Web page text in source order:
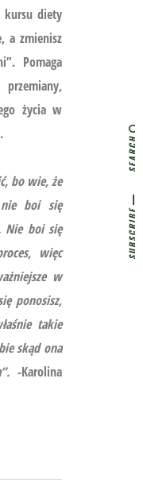
kursu diety
a zmienisz
Pomaga
życia w
bo wie, że
boi się
Nie boi się
więc
w
ponosisz,
takie
skąd ona
-Karolina
SEARCH
SUBSCRIBE